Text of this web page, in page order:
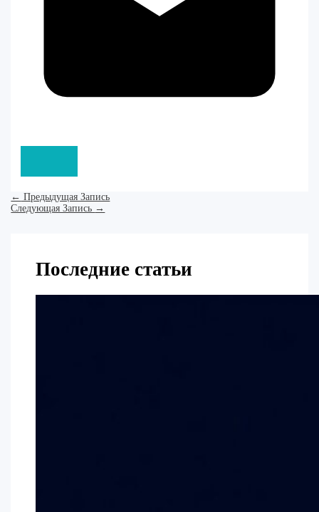
← Предыдущая Запись
Следующая Запись →
Последние статьи